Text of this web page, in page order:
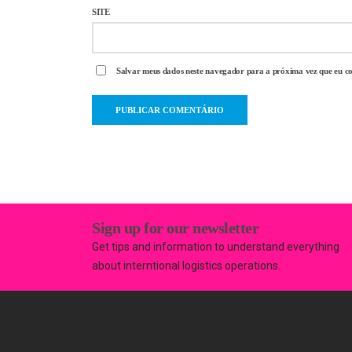
SITE
Salvar meus dados neste navegador para a próxima vez que eu
Sign up for our newsletter
Get tips and information to understand everything
about interntional logistics operations.